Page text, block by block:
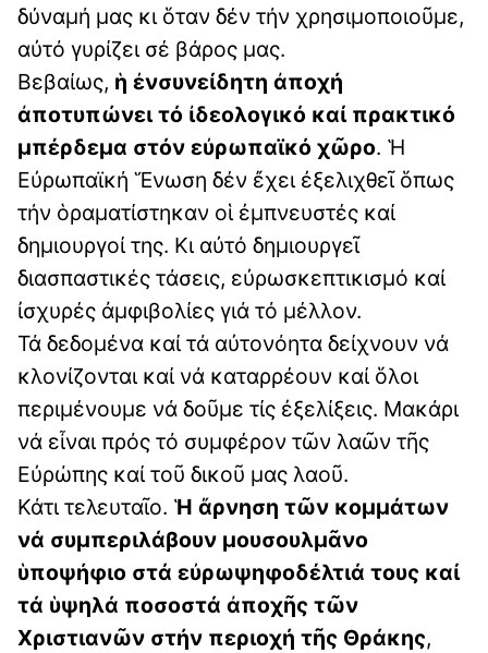
δύναμή μας κι ὅταν δέν τήν χρησιμοποιοῦμε,
αὐτό γυρίζει σέ βάρος μας.
Βεβαίως, ἡ ἐνσυνείδητη ἀποχή
ἀποτυπώνει τό ἰδεολογικό καί πρακτικό
μπέρδεμα στόν εὐρωπαϊκό χῶρο. Ἡ
Εὐρωπαϊκή Ἕνωση δέν ἔχει ἐξελιχθεῖ ὅπως
τήν ὁραματίστηκαν οἱ ἐμπνευστές καί
δημιουργοί της. Κι αὐτό δημιουργεῖ
διασπαστικές τάσεις, εὐρωσκεπτικισμό καί
ἰσχυρές ἀμφιβολίες γιά τό μέλλον.
Τά δεδομένα καί τά αὐτονόητα δείχνουν νά
κλονίζονται καί νά καταρρέουν καί ὅλοι
περιμένουμε νά δοῦμε τίς ἐξελίξεις. Μακάρι
νά εἶναι πρός τό συμφέρον τῶν λαῶν τῆς
Εὐρώπης καί τοῦ δικοῦ μας λαοῦ.
Κάτι τελευταῖο. Ἡ ἄρνηση τῶν κομμάτων
νά συμπεριλάβουν μουσουλμᾶνο
ὑποψήφιο στά εὐρωψηφοδέλτιά τους καί
τά ὑψηλά ποσοστά ἀποχῆς τῶν
Χριστιανῶν στήν περιοχή τῆς Θράκης,